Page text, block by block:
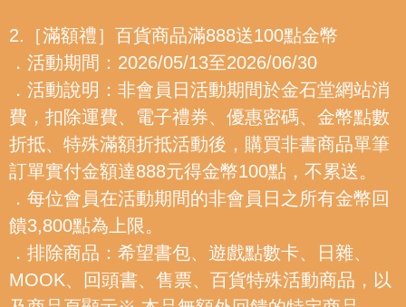
2.［滿額禮］百貨商品滿888送100點金幣
．活動期間：2026/05/13至2026/06/30
．活動說明：非會員日活動期間於金石堂網站消
費，扣除運費、電子禮券、優惠密碼、金幣點數
折抵、特殊滿額折抵活動後，購買非書商品單筆
訂單實付金額達888元得金幣100點，不累送。
．每位會員在活動期間的非會員日之所有金幣回
饋3,800點為上限。
．排除商品：希望書包、遊戲點數卡、日雜、
MOOK、回頭書、售票、百貨特殊活動商品，以